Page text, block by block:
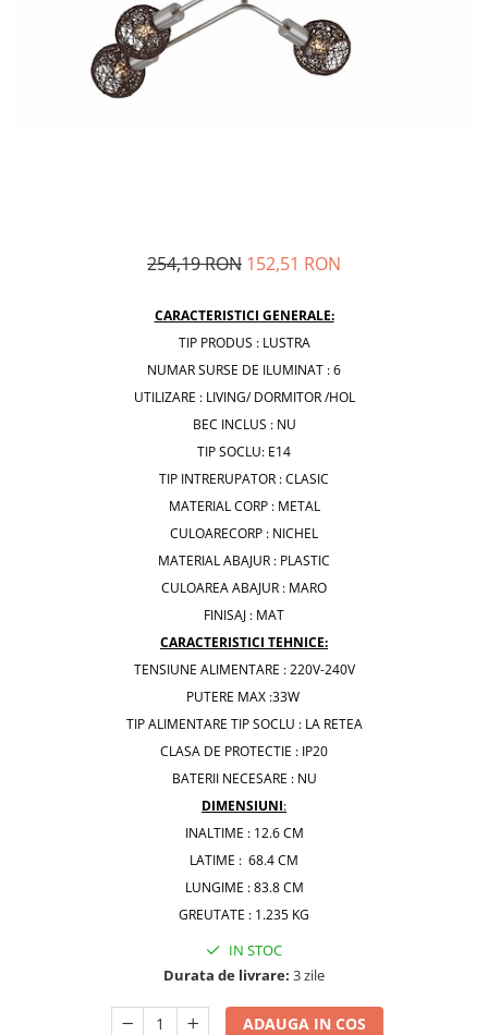
254,19 RON 152,51 RON
CARACTERISTICI GENERALE:
TIP PRODUS : LUSTRA
NUMAR SURSE DE ILUMINAT : 6
UTILIZARE : LIVING/ DORMITOR /HOL
BEC INCLUS : NU
TIP SOCLU: E14
TIP INTRERUPATOR : CLASIC
MATERIAL CORP : METAL
CULOARECORP : NICHEL
MATERIAL ABAJUR : PLASTIC
CULOAREA ABAJUR : MARO
FINISAJ : MAT
CARACTERISTICI TEHNICE:
TENSIUNE ALIMENTARE : 220V-240V
PUTERE MAX :33W
TIP ALIMENTARE TIP SOCLU : LA RETEA
CLASA DE PROTECTIE : IP20
BATERII NECESARE : NU
DIMENSIUNI:
INALTIME : 12.6 CM
LATIME : 68.4 CM
LUNGIME : 83.8 CM
GREUTATE : 1.235 KG
IN STOC
Durata de livrare: 3 zile
ADAUGA IN COS